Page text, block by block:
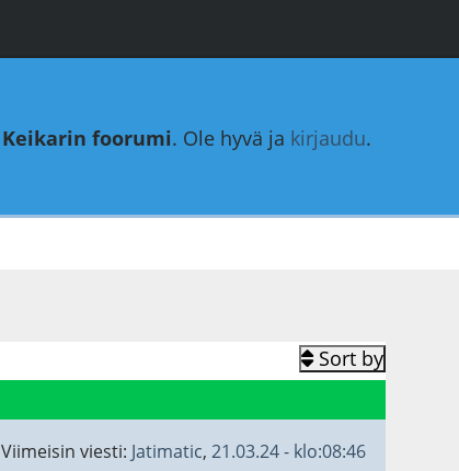
Keikarin foorumi. Ole hyvä ja kirjaudu.
Sort by
Viimeisin viesti: Jatimatic, 21.03.24 - klo:08:46